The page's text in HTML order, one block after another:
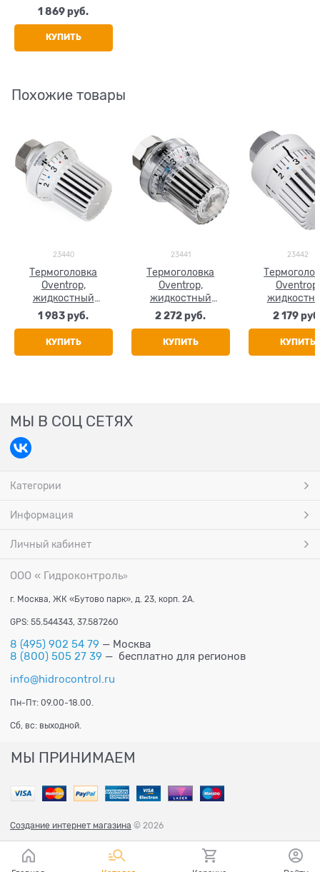
1 869 руб.
КУПИТЬ
Похожие товары
23440
Термоголовка
Oventrop,
жидкостный
датчик, цвет белый
1 983 руб.
КУПИТЬ
23441
Термоголовка
Oventrop,
жидкостный
датчик, цвет
прозрачный
2 272 руб.
КУПИТЬ
23442
Oventrop,
датчик, цвет
2 179
КУПИТЬ
МЫ В СОЦ СЕТЯХ
Категории
Информация
Личный кабинет
ООО « Гидроконтроль»
г. Москва, ЖК «Бутово парк», д. 23, корп. 2А.
GPS: 55.544343, 37.587260
8 (495) 902 54 79 — Москва
8 (800) 505 27 39 — бесплатно для регионов
info@hidrocontrol.ru
Пн-Пт: 09.00-18.00.
Сб, вс: выходной.
МЫ ПРИНИМАЕМ
Создание интернет магазина © 2026